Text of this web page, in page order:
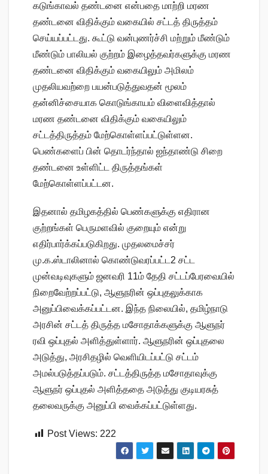
கடுங்காவல் தண்டனை என்பதை மாற்றி மரண
தண்டனை விதிக்கும் வகையில் சட்டத் திருத்தம்
செய்யப்பட்டது. கூட்டு வன்புணர்ச்சி மற்றும் மீண்டும்
மீண்டும் பாலியல் குற்றம் இழைத்தவர்களுக்கு மரண
தண்டனை விதிக்கும் வகையிலும் அமிலம்
முதலியவற்றை பயன்படுத்துவதன் மூலம்
தன்னிச்சையாக கொடுங்காயம் விளைவித்தால்
மரண தண்டனை விதிக்கும் வகையிலும்
சட்டத்திருத்தம் மேற்கொள்ளப்பட்டுள்ளன.
பெண்களைப் பின் தொடர்ந்தால் ஐந்தாண்டு சிறை
தண்டனை உள்ளிட்ட திருத்தங்கள்
மேற்கொள்ளப்பட்டன.
இதனால் தமிழகத்தில் பெண்களுக்கு எதிரான
குற்றங்கள் பெருமளவில் குறையும் என்று
எதிர்பார்க்கப்படுகிறது. முதலமைச்சர்
மு.க.ஸ்டாலினால் கொண்டுவரப்பட்ட2 சட்ட
முன்வடிவுகளும் ஜனவரி 11ம் தேதி சட்டப்பேரவையில்
நிறைவேற்றப்பட்டு, ஆளுநரின் ஒப்புதலுக்காக
அனுப்பிவைக்கப்பட்டன. இந்த நிலையில், தமிழ்நாடு
அரசின் சட்டத் திருத்த மசோதாக்களுக்கு ஆளுநர்
ரவி ஒப்புதல் அளித்துள்ளார். ஆளுநரின் ஒப்புதலை
அடுத்து, அரசிதழில் வெளியிடப்பட்டு சட்டம்
அமல்படுத்தப்படும். சட்டத்திருத்த மசோதாவுக்கு
ஆளுநர் ஒப்புதல் அளித்ததை அடுத்து குடியரசுத்
தலைவருக்கு அனுப்பி வைக்கப்பட்டுள்ளது.
Post Views: 222